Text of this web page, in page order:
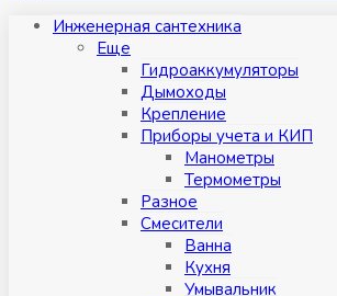
Инженерная сантехника
Eще
Гидроаккумуляторы
Дымоходы
Крепление
Приборы учета и КИП
Манометры
Термометры
Разное
Смесители
Ванна
Кухня
Умывальник